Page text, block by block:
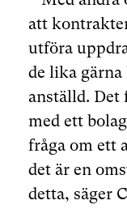
att
utföra
de lika
anställd.
med ett
fråga om ett
det är en
detta, säger